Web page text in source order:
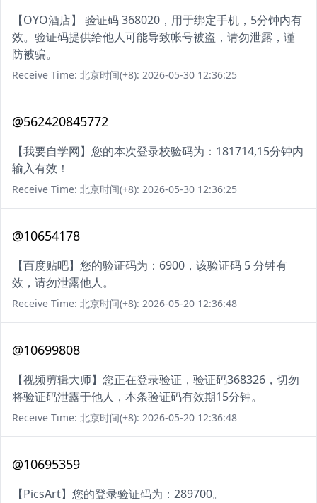
【OYO酒店】 验证码 368020，用于绑定手机，5分钟内有
效。验证码提供给他人可能导致帐号被盗，请勿泄露，谨
防被骗。
Receive Time: 北京时间(+8): 2026-05-30 12:36:25
@562420845772
【我要自学网】您的本次登录校验码为：181714,15分钟内
输入有效！
Receive Time: 北京时间(+8): 2026-05-30 12:36:25
@10654178
【百度贴吧】您的验证码为：6900，该验证码 5 分钟有
效，请勿泄露他人。
Receive Time: 北京时间(+8): 2026-05-20 12:36:48
@10699808
【视频剪辑大师】您正在登录验证，验证码368326，切勿
将验证码泄露于他人，本条验证码有效期15分钟。
Receive Time: 北京时间(+8): 2026-05-20 12:36:48
@10695359
【PicsArt】您的登录验证码为：289700。